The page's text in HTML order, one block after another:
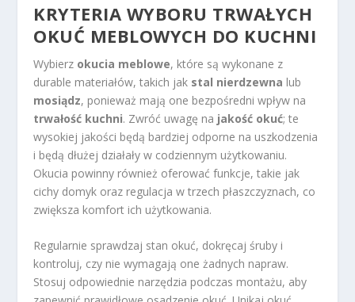
KRYTERIA WYBORU TRWAŁYCH
OKUĆ MEBLOWYCH DO KUCHNI
Wybierz okucia meblowe, które są wykonane z
durable materiałów, takich jak stal nierdzewna lub
mosiądz, ponieważ mają one bezpośredni wpływ na
trwałość kuchni. Zwróć uwagę na jakość okuć; te
wysokiej jakości będą bardziej odporne na uszkodzenia
i będą dłużej działały w codziennym użytkowaniu.
Okucia powinny również oferować funkcje, takie jak
cichy domyk oraz regulacja w trzech płaszczyznach, co
zwiększa komfort ich użytkowania.
Regularnie sprawdzaj stan okuć, dokręcaj śruby i
kontroluj, czy nie wymagają one żadnych napraw.
Stosuj odpowiednie narzędzia podczas montażu, aby